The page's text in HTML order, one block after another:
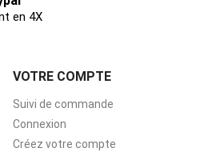
en 4X
VOTRE COMPTE
Suivi de commande
Connexion
Créez votre compte